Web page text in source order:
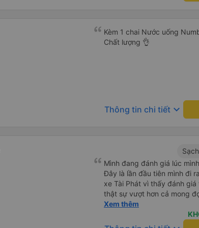
Kèm 1 chai Nước uống
Chất lượng 👌
Thông tin chi tiết keyboard_arrow_down
Mình đang đánh giá lúc
Đây là lần đầu tiên mình đi
xe Tài Phát vì thấy đánh
thật sự vượt hơn cả mong
đôi và vừa đủ cho 2 người.
siêu nhiệt tình và dễ
cho bên tổng đài thì anh nhân viên
Xem thêm